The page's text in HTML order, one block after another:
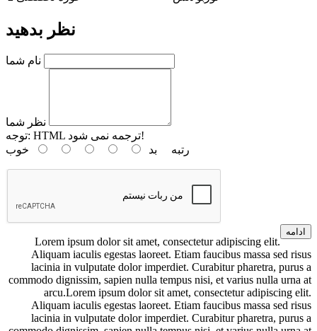
نظر بدهید
نام شما
نظر شما
توجه:
HTML ترجمه نمی شود!
رتبه بد خوب
ادامه
Lorem ipsum dolor sit amet, consectetur adipiscing elit.
Aliquam iaculis egestas laoreet. Etiam faucibus massa sed risus
lacinia in vulputate dolor imperdiet. Curabitur pharetra, purus a
commodo dignissim, sapien nulla tempus nisi, et varius nulla urna at
arcu.Lorem ipsum dolor sit amet, consectetur adipiscing elit.
Aliquam iaculis egestas laoreet. Etiam faucibus massa sed risus
lacinia in vulputate dolor imperdiet. Curabitur pharetra, purus a